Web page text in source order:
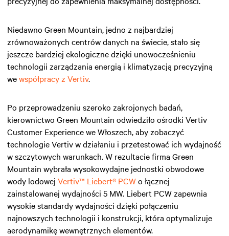
Niedawno Green Mountain, jedno z najbardziej
zrównoważonych centrów danych na świecie, stało się
jeszcze bardziej ekologiczne dzięki unowocześnieniu
technologii zarządzania energią i klimatyzacją precyzyjną
wewspółpracy z Vertiv.
Po przeprowadzeniu szeroko zakrojonych badań,
kierownictwo Green Mountain odwiedziło ośrodki Vertiv
Customer Experience we Włoszech, aby zobaczyć
technologie Vertiv w działaniu i przetestować ich wydajność
w szczytowych warunkach. W rezultacie firma Green
Mountain wybrała wysokowydajne jednostki obwodowe
wody lodowej Vertiv™ Liebert® PCWo łącznej
zainstalowanej wydajności 5 MW. Liebert PCW zapewnia
wysokie standardy wydajności dzięki połączeniu
najnowszych technologii i konstrukcji, która optymalizuje
aerodynamikę wewnętrznych elementów.